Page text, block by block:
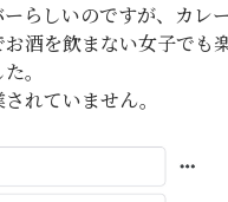
らしいのですが、カレ
酒を飲まない女子でも
。
れていません。